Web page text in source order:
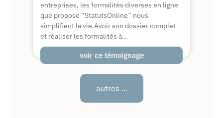
entreprises, les formalités diverses en ligne
que propose “StatutsOnline” nous
simplifient la vie.Avoir son dossier complet
et réaliser les formalités à...
voir ce témoignage
autres ...